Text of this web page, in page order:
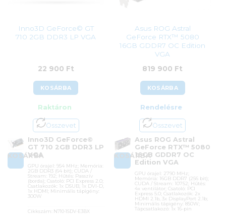
Inno3D GeForce© GT
710 2GB DDR3 LP VGA
22 900 Ft
KOSÁRBA
Raktáron
Összevet
KOSÁRBA
Inno3D GeForce©
GT 710 2GB DDR3 LP
VGA
GPU órajel: 954 MHz; Memória:
2GB DDR3 (64 bit); CUDA /
Stream: 192; Hűtés: Passzív
(borda); Csatoló: PCI Express 2.0;
Csatlakozók: 1x DSUB, 1x DVI-D,
1x HDMI; Minimális tápigény:
300W
Cikkszám: N710-1SDV-E3BX
Asus ROG Astral
GeForce RTX™ 5080
16GB GDDR7 OC Edition
VGA
819 900 Ft
KOSÁRBA
Rendelésre
Összevet
KOSÁRBA
Asus ROG Astral
GeForce RTX™ 5080
16GB GDDR7 OC
Edition VGA
GPU órajel: 2790 MHz;
Memória: 16GB DDR7 (256 bit);
CUDA / Stream: 10752; Hűtés:
4x ventilátor; Csatoló: PCI
Express 5.0; Csatlakozók: 2x
HDMI 2.1b, 3x DisplayPort 2.1b;
Minimális tápigény: 850W;
Tápcsatlakozó: 1x 16-pin